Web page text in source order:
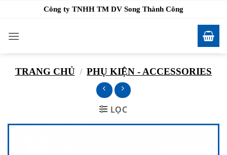
nội
dung
Công ty TNHH TM DV Song Thành Công
TRANG CHỦ / PHỤ KIỆN - ACCESSORIES
LỌC